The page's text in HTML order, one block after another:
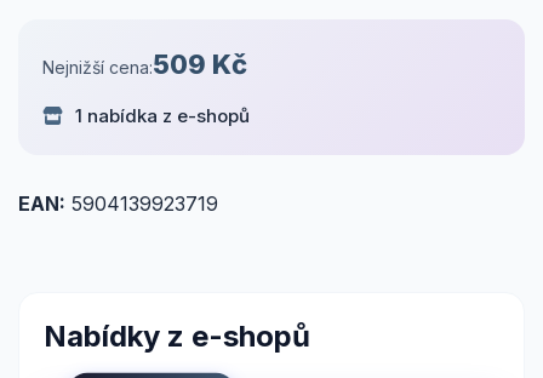
Nejnižší cena:509 Kč
1 nabídka z e-shopů
EAN: 5904139923719
Nabídky z e-shopů